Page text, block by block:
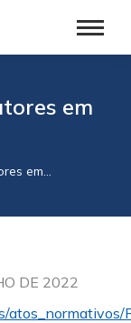
em
em…
DE 2022